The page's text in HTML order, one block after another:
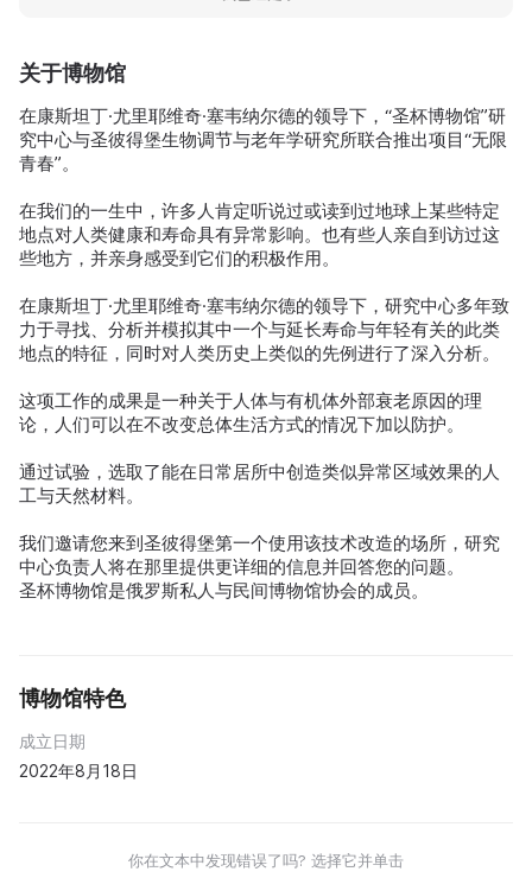
关于博物馆
在康斯坦丁·尤里耶维奇·塞韦纳尔德的领导下，“圣杯博物馆”研
究中心与圣彼得堡生物调节与老年学研究所联合推出项目“无限
青春”。
在我们的一生中，许多人肯定听说过或读到过地球上某些特定
地点对人类健康和寿命具有异常影响。也有些人亲自到访过这
些地方，并亲身感受到它们的积极作用。
在康斯坦丁·尤里耶维奇·塞韦纳尔德的领导下，研究中心多年致
力于寻找、分析并模拟其中一个与延长寿命与年轻有关的此类
地点的特征，同时对人类历史上类似的先例进行了深入分析。
这项工作的成果是一种关于人体与有机体外部衰老原因的理
论，人们可以在不改变总体生活方式的情况下加以防护。
通过试验，选取了能在日常居所中创造类似异常区域效果的人
工与天然材料。
我们邀请您来到圣彼得堡第一个使用该技术改造的场所，研究
中心负责人将在那里提供更详细的信息并回答您的问题。
圣杯博物馆是俄罗斯私人与民间博物馆协会的成员。
博物馆特色
成立日期
2022年8月18日
你在文本中发现错误了吗? 选择它并单击